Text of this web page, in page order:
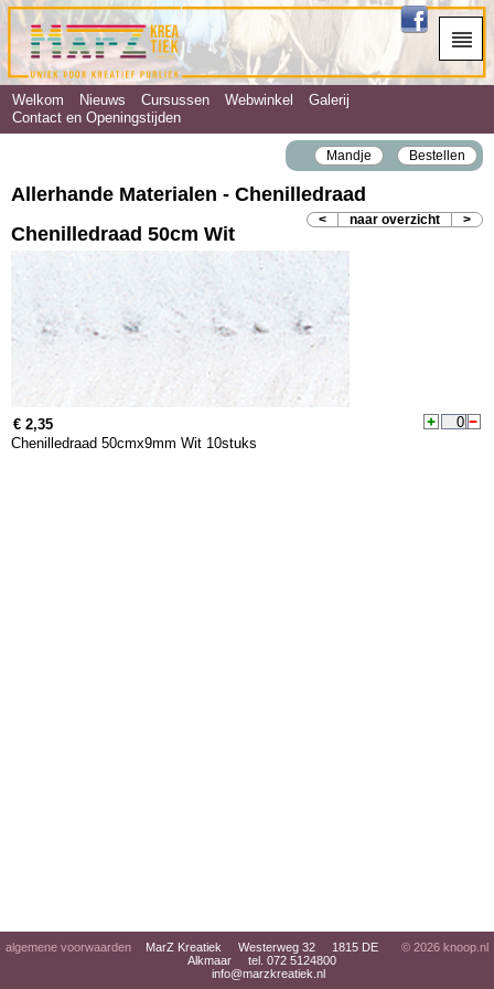
Welkom Nieuws Cursussen Webwinkel
Galerij
Contact en Openingstijden
Mandje Bestellen
Allerhande Materialen - Chenilledraad
< naar overzicht >
Chenilledraad 50cm Wit
€ 2,35
Chenilledraad 50cmx9mm Wit 10stuks
algemene voorwaarden
MarZ Kreatiek Westerweg 32 1815 DE
Alkmaar tel. 072 5124800
info@marzkreatiek.nl
© 2026 knoop.nl